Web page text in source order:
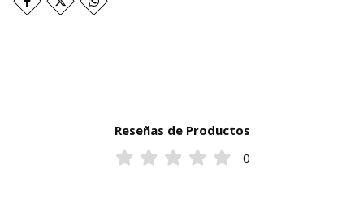
Reseñas de Productos
0